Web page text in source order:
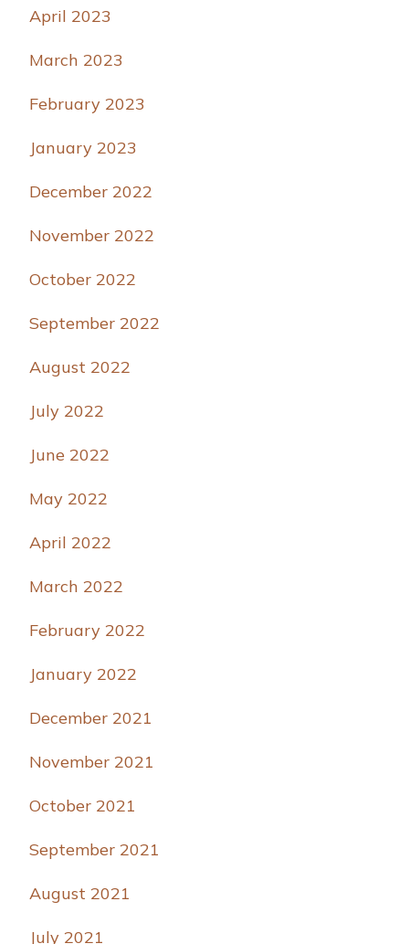
April 2023
March 2023
February 2023
January 2023
December 2022
November 2022
October 2022
September 2022
August 2022
July 2022
June 2022
May 2022
April 2022
March 2022
February 2022
January 2022
December 2021
November 2021
October 2021
September 2021
August 2021
July 2021